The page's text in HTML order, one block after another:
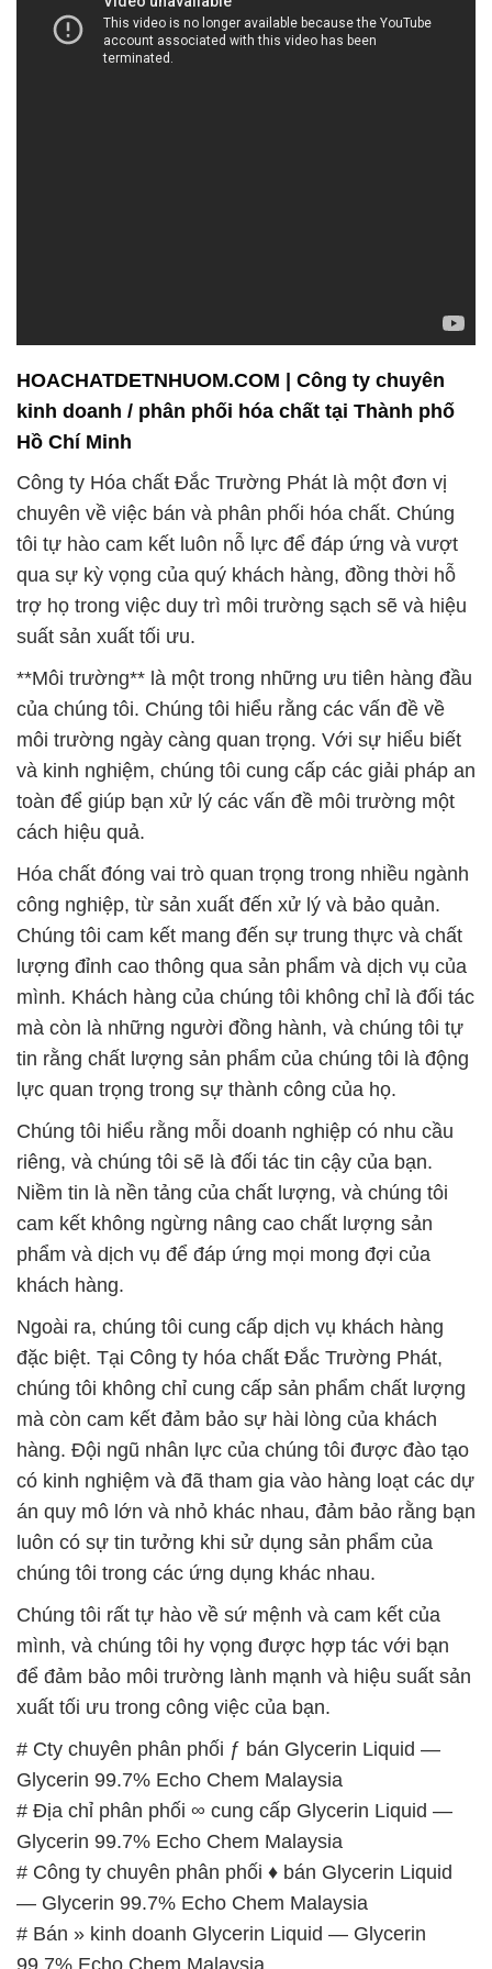
Công ty Hóa chất Đắc Trường Phát là một đơn vị
chuyên về việc bán và phân phối hóa chất. Chúng
tôi tự hào cam kết luôn nỗ lực để đáp ứng và vượt
qua sự kỳ vọng của quý khách hàng, đồng thời hỗ
trợ họ trong việc duy trì môi trường sạch sẽ và hiệu
suất sản xuất tối ưu.
**Môi trường** là một trong những ưu tiên hàng đầu
của chúng tôi. Chúng tôi hiểu rằng các vấn đề về
môi trường ngày càng quan trọng. Với sự hiểu biết
và kinh nghiệm, chúng tôi cung cấp các giải pháp an
toàn để giúp bạn xử lý các vấn đề môi trường một
cách hiệu quả.
Hóa chất đóng vai trò quan trọng trong nhiều ngành
công nghiệp, từ sản xuất đến xử lý và bảo quản.
Chúng tôi cam kết mang đến sự trung thực và chất
lượng đỉnh cao thông qua sản phẩm và dịch vụ của
mình. Khách hàng của chúng tôi không chỉ là đối tác
mà còn là những người đồng hành, và chúng tôi tự
tin rằng chất lượng sản phẩm của chúng tôi là động
lực quan trọng trong sự thành công của họ.
Chúng tôi hiểu rằng mỗi doanh nghiệp có nhu cầu
riêng, và chúng tôi sẽ là đối tác tin cậy của bạn.
Niềm tin là nền tảng của chất lượng, và chúng tôi
cam kết không ngừng nâng cao chất lượng sản
phẩm và dịch vụ để đáp ứng mọi mong đợi của
khách hàng.
Ngoài ra, chúng tôi cung cấp dịch vụ khách hàng
đặc biệt. Tại Công ty hóa chất Đắc Trường Phát,
chúng tôi không chỉ cung cấp sản phẩm chất lượng
mà còn cam kết đảm bảo sự hài lòng của khách
hàng. Đội ngũ nhân lực của chúng tôi được đào tạo
có kinh nghiệm và đã tham gia vào hàng loạt các dự
án quy mô lớn và nhỏ khác nhau, đảm bảo rằng bạn
luôn có sự tin tưởng khi sử dụng sản phẩm của
chúng tôi trong các ứng dụng khác nhau.
Chúng tôi rất tự hào về sứ mệnh và cam kết của
mình, và chúng tôi hy vọng được hợp tác với bạn
để đảm bảo môi trường lành mạnh và hiệu suất sản
xuất tối ưu trong công việc của bạn.
# Cty chuyên phân phối ƒ bán Glycerin Liquid —
Glycerin 99.7% Echo Chem Malaysia
# Địa chỉ phân phối ∞ cung cấp Glycerin Liquid —
Glycerin 99.7% Echo Chem Malaysia
# Công ty chuyên phân phối ♦ bán Glycerin Liquid
— Glycerin 99.7% Echo Chem Malaysia
# Bán » kinh doanh Glycerin Liquid — Glycerin
99.7% Echo Chem Malaysia
# Nơi cung ứng ß bán Glycerin Liquid — Glycerin
99.7% Echo Chem Malaysia
# Cung ứng ▲ bán Glycerin Liquid — Glycerin
99.7% Echo Chem Malaysia